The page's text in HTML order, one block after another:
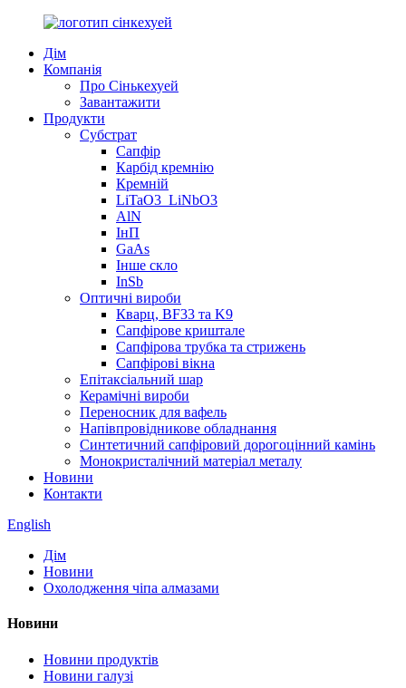
Дім
Компанія
Про Сінькехуей
Завантажити
Продукти
Субстрат
Сапфір
Карбід кремнію
Кремній
LiTaO3_LiNbO3
AlN
ІнП
GaAs
Інше скло
InSb
Оптичні вироби
Кварц, BF33 та K9
Сапфірове криштале
Сапфірова трубка та стрижень
Сапфірові вікна
Епітаксіальний шар
Керамічні вироби
Переносник для вафель
Напівпровідникове обладнання
Синтетичний сапфіровий дорогоцінний камінь
Монокристалічний матеріал металу
Новини
Контакти
English
Дім
Новини
Охолодження чіпа алмазами
Новини
Новини продуктів
Новини галузі